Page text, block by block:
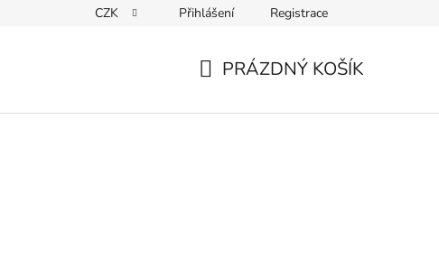
Podmínky ochrany osobních údajů
CZK Přihlášení Registrace
PRÁZDNÝ KOŠÍK